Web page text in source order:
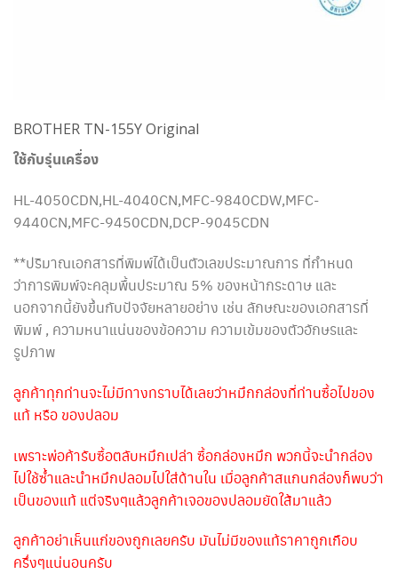
BROTHER TN-155Y Original
ใช้กับรุ่นเครื่อง
HL-4050CDN,HL-4040CN,MFC-9840CDW,MFC-
9440CN,MFC-9450CDN,DCP-9045CDN
**ปริมาณเอกสารที่พิมพ์ได้เป็นตัวเลขประมาณการ ที่กำหนด
ว่าการพิมพ์จะคลุมพื้นประมาณ 5% ของหน้ากระดาษ และ
นอกจากนี้ยังขึ้นกับปัจจัยหลายอย่าง เช่น ลักษณะของเอกสารที่
พิมพ์ , ความหนาแน่นของข้อความ ความเข้มของตัวอักษรและ
รูปภาพ
ลูกค้าทุกท่านจะไม่มีทางทราบได้เลยว่าหมึกกล่องที่ท่านซื้อไปของ
แท้ หรือ ของปลอม
เพราะพ่อค้ารับซื้อตลับหมึกเปล่า ซื้อกล่องหมึก พวกนี้จะนำกล่อง
ไปใช้ซ้ำและนำหมึกปลอมไปใส่ด้านใน เมื่อลูกค้าสแกนกล่องก็พบว่า
เป็นของแท้ แต่จริงๆแล้วลูกค้าเจอของปลอมยัดใส้มาแล้ว
ลูกค้าอย่าเห็นแก่ของถูกเลยครับ มันไม่มีของแท้ราคาถูกเกือบ
ครึ่งๆแน่นอนครับ